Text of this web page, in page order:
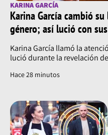
KARINA GARCÍA
Karina García cambió
género; así lució con
Karina García llamó la
lució durante la revelación
Hace 28 minutos